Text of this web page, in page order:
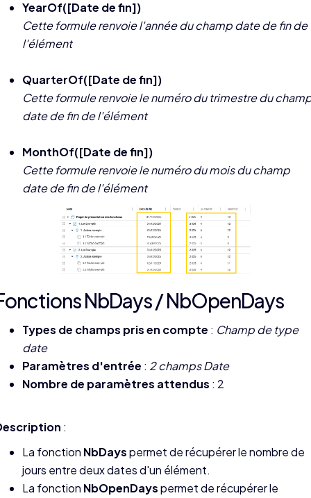
YearOf([Date de fin])
Cette formule renvoie l'année du champ date de fin de
l'élément
QuarterOf([Date de fin])
Cette formule renvoie le numéro du trimestre du
date de fin de l'élément
MonthOf([Date de fin])
Cette formule renvoie le numéro du mois du champ
date de fin de l'élément
NbDays / NbOpenDays
Types de champs pris en compte : Champ de type
date
Paramètres d'entrée : 2 champs Date
Nombre de paramètres attendus : 2
:
La fonction NbDayspermet de récupérer le nombre de
jours entre deux dates d'un élément.
La fonction NbOpenDayspermet de récupérer le